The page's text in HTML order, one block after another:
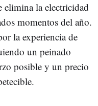
elimina la electricidad
momentos del año.
la experiencia de
un peinado
posible y un precio